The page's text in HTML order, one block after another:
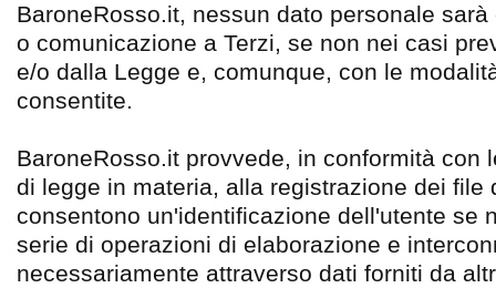
BaroneRosso.it, nessun dato personale
o comunicazione a Terzi, se non nei casi
e/o dalla Legge e, comunque, con le
consentite.
BaroneRosso.it provvede, in conformità con
di legge in materia, alla registrazione dei file
consentono un'identificazione dell'utente se
serie di operazioni di elaborazione e
necessariamente attraverso dati forniti da